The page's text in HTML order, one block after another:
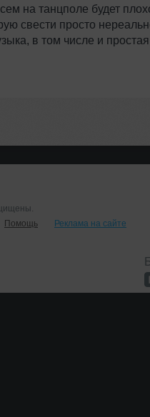
на танцполе будет
свести просто
в том числе и
Помощь
Реклама на сайте